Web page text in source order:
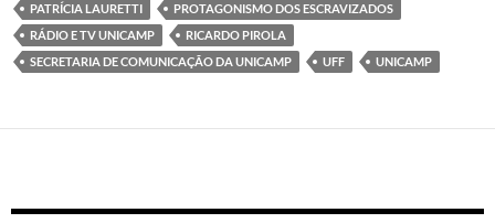
PATRÍCIA LAURETTI
PROTAGONISMO DOS ESCRAVIZADOS
RÁDIO E TV UNICAMP
RICARDO PIROLA
SECRETARIA DE COMUNICAÇÃO DA UNICAMP
UFF UNICAMP